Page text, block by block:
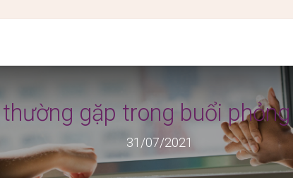
gặp trong buổi
31/07/2021